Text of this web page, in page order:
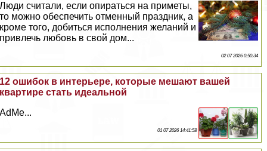
Люди считали, если опираться на приметы,
то можно обеспечить отменный праздник, а
кроме того, добиться исполнения желаний и
привлечь любовь в свой дом...
02 07 2026 0:50:34
12 ошибок в интерьере, которые мешают вашей
квартире стать идеальной
AdMe...
01 07 2026 14:41:58